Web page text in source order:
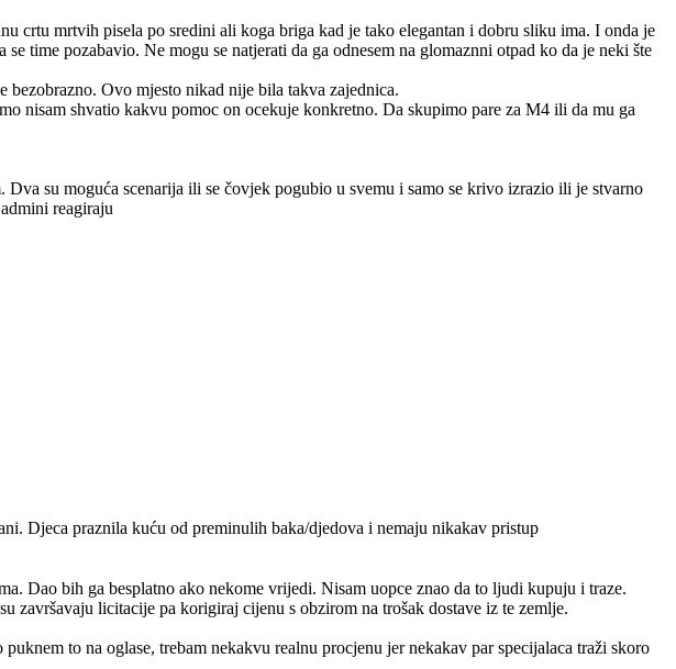
crtu mrtvih pisela po sredini ali koga briga kad je tako elegantan i dobru sliku ima. I onda je
time pozabavio. Ne mogu se natjerati da ga odnesem na glomaznni otpad ko da je neki šte
bezobrazno. Ovo mjesto nikad nije bila takva zajednica.
nisam shvatio kakvu pomoc on ocekuje konkretno. Da skupimo pare za M4 ili da mu ga
su moguća scenarija ili se čovjek pogubio u svemu i samo se krivo izrazio ili je stvarno
reagiraju
Djeca praznila kuću od preminulih baka/djedova i nemaju nikakav pristup
Dao bih ga besplatno ako nekome vrijedi. Nisam uopce znao da to ljudi kupuju i traze.
završavaju licitacije pa korigiraj cijenu s obzirom na trošak dostave iz te zemlje.
to na oglase, trebam nekakvu realnu procjenu jer nekakav par specijalaca traži skoro